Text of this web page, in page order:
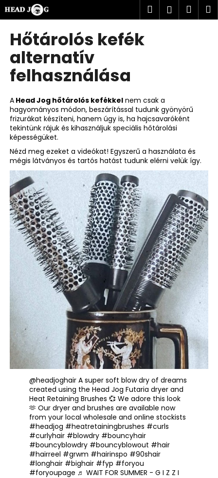
fő
tartalomhoz
Keresés
Hőtárolós kefék
alternatív
felhasználása
A Head Jog hőtárolós kefékkel nem csak a
hagyományos módon, beszárítással tudunk gyönyörű
frizurákat készíteni, hanem úgy is, ha hajcsavaróként
tekintünk rájuk és kihasználjuk speciális hőtárolási
képességüket.
Nézd meg ezeket a videókat! Egyszerű a használata és
mégis látványos és tartós hatást tudunk elérni velük így.
@headjoghair A super soft blow dry of dreams
created using the Head Jog Futaria dryer and
Heat Retaining Brushes 💞 We adore this look
🫶 Our dryer and brushes are available now
from your local wholesale and online stockists
#headjog #heatretainingbrushes #curls
#curlyhair #blowdry #bouncyhair
#bouncyblowdry #bouncyblowout #hair
#hairreel #grwm #hairinspo #90shair
#longhair #bighair #fyp #foryou
#foryoupage ♬ WAIT FOR SUMMER - G I Z Z I
K
o
M
i
t
e
r
e
s
?
KERESÉS